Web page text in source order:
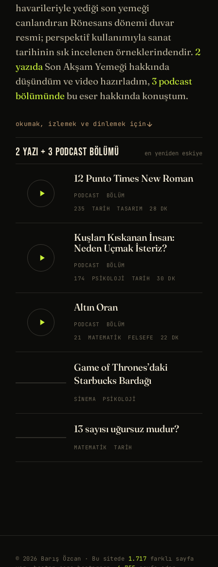
havarileriyle yediği son yemeği
canlandıran Rönesans dönemi duvar
resmi; perspektif kullanımıyla sanat
tarihinin sık incelenen örneklerindendir. 2
yazıda Son Akşam Yemeği hakkında
düşündüm ve video hazırladım, 3 podcast
bölümünde bu eser hakkında konuştum.
okumak, izlemek ve dinlemek için
2 YAZI + 3 PODCAST BÖLÜMÜ en yeniden eskiye
12 Punto Times New Roman
PODCAST
BÖLÜM
235
TARIH TASARIM 28 DK
Kuşları Kıskanan İnsan:
Neden Uçmak İsteriz?
PODCAST
BÖLÜM
174
PSIKOLOJI TARIH 30 DK
Altın Oran
PODCAST
BÖLÜM
21
MATEMATIK FELSEFE 22 DK
Game of Thrones’daki
Starbucks Bardağı
SINEMA PSIKOLOJI
13 sayısı uğursuz mudur?
MATEMATIK TARIH
© 2026 Barış Özcan · Bu sitede 1.717 farklı sayfa